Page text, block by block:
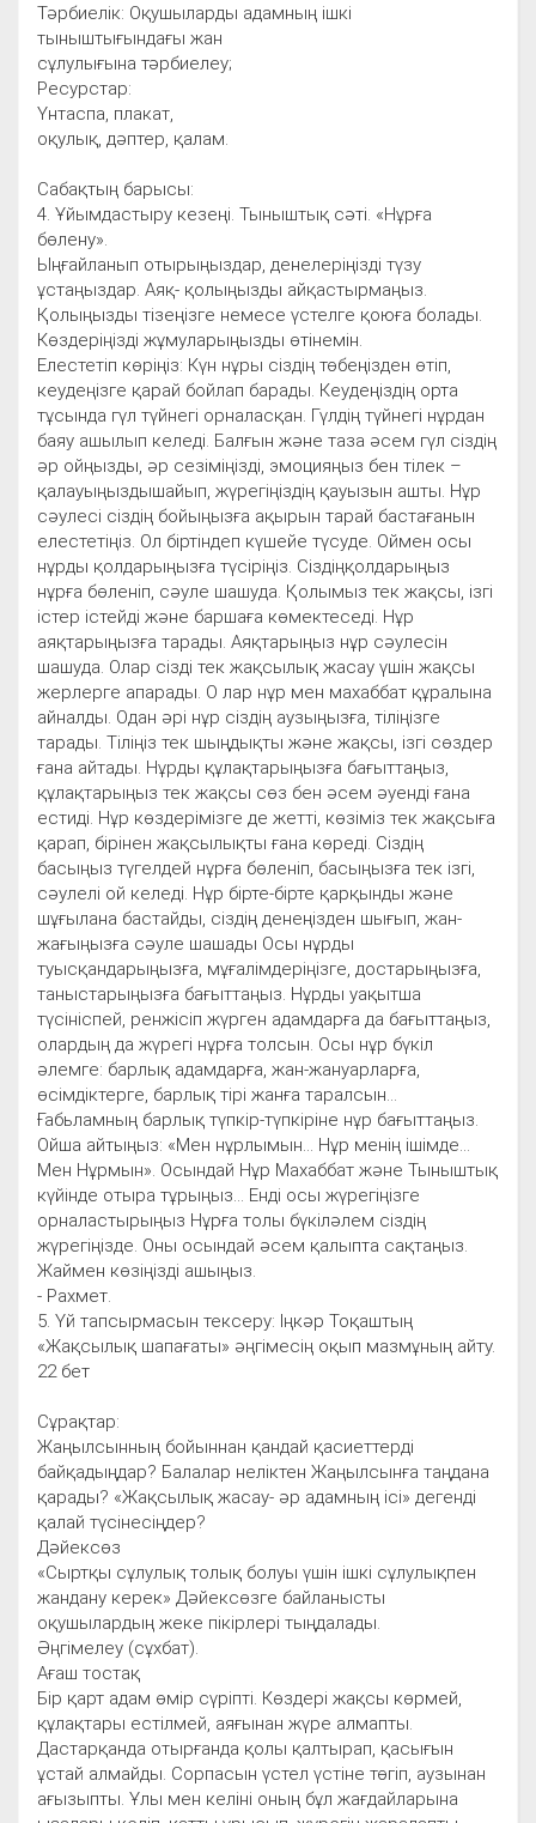
Тәрбиелік: Оқушыларды адамның ішкі
тыныштығындағы жан
сұлулығына тәрбиелеу;
Ресурстар:
Үнтаспа, плакат,
оқулық, дәптер, қалам.
Сабақтың барысы:
4. Ұйымдастыру кезеңі. Тыныштық сәті. «Нұрға
бөлену».
Ыңғайланып отырыңыздар, денелеріңізді түзу
ұстаңыздар. Аяқ- қолыңызды айқастырмаңыз.
Қолыңызды тізеңізге немесе үстелге қоюға болады.
Көздеріңізді жұмуларыңызды өтінемін.
Елестетіп көріңіз: Күн нұры сіздің төбеңізден өтіп,
кеудеңізге қарай бойлап барады. Кеудеңіздің орта
тұсында гүл түйнегі орналасқан. Гүлдің түйнегі нұрдан
баяу ашылып келеді. Балғын және таза әсем гүл сіздің
әр ойңызды, әр сезіміңізді, эмоцияңыз бен тілек –
қалауыңыздышайып, жүрегіңіздің қауызын ашты. Нұр
сәулесі сіздің бойыңызға ақырын тарай бастағанын
елестетіңіз. Ол біртіндеп күшейе түсуде. Оймен осы
нұрды қолдарыңызға түсіріңіз. Сіздіңқолдарыңыз
нұрға бөленіп, сәуле шашуда. Қолымыз тек жақсы, ізгі
істер істейді және баршаға көмектеседі. Нұр
аяқтарыңызға тарады. Аяқтарыңыз нұр сәулесін
шашуда. Олар сізді тек жақсылық жасау үшін жақсы
жерлерге апарады. О лар нұр мен махаббат құралына
айналды. Одан әрі нұр сіздің аузыңызға, тіліңізге
тарады. Тіліңіз тек шыңдықты және жақсы, ізгі сөздер
ғана айтады. Нұрды құлақтарыңызға бағыттаңыз,
құлақтарыңыз тек жақсы сөз бен әсем әуенді ғана
естиді. Нұр көздерімізге де жетті, көзіміз тек жақсыға
қарап, бірінен жақсылықты ғана көреді. Сіздің
басыңыз түгелдей нұрға бөленіп, басыңызға тек ізгі,
сәулелі ой келеді. Нұр бірте-бірте қарқынды және
шұғылана бастайды, сіздің денеңізден шығып, жан-
жағыңызға сәуле шашады Осы нұрды
туысқандарыңызға, мұғалімдеріңізге, достарыңызға,
таныстарыңызға бағыттаңыз. Нұрды уақытша
түсініспей, ренжісіп жүрген адамдарға да бағыттаңыз,
олардың да жүрегі нұрға толсын. Осы нұр бүкіл
әлемге: барлық адамдарға, жан-жануарларға,
өсімдіктерге, барлық тірі жанға таралсын...
Ғабьламның барлық түпкір-түпкіріне нұр бағыттаңыз.
Ойша айтыңыз: «Мен нұрлымын... Нұр менің ішімде...
Мен Нұрмын». Осындай Нұр Махаббат және Тыныштық
күйінде отыра тұрыңыз... Енді осы жүрегіңізге
орналастырыңыз Нұрға толы бүкіләлем сіздің
жүрегіңізде. Оны осындай әсем қалыпта сақтаңыз.
Жаймен көзіңізді ашыңыз.
- Рахмет.
5. Үй тапсырмасын тексеру: Іңкәр Тоқаштың
«Жақсылық шапағаты» әңгімесің оқып мазмұның айту.
22 бет
Сұрақтар:
Жаңылсынның бойыннан қандай қасиеттерді
байқадыңдар? Балалар неліктен Жаңылсынға таңдана
қарады? «Жақсылық жасау- әр адамның ісі» дегенді
қалай түсінесіңдер?
Дәйексөз
«Сыртқы сұлулық толық болуы үшін ішкі сұлулықпен
жандану керек» Дәйексөзге байланысты
оқушылардың жеке пікірлері тыңдалады.
Әңгімелеу (сұхбат).
Ағаш тостақ
Бір қарт адам өмір сүріпті. Көздері жақсы көрмей,
құлақтары естілмей, аяғынан жүре алмапты.
Дастарқанда отырғанда қолы қалтырап, қасығын
ұстай алмайды. Сорпасын үстел үстіне төгіп, аузынан
ағызыпты. Ұлы мен келіні оның бұл жағдайларына